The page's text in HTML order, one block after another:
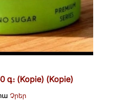
(Kopie) (Kopie)
Չրեր